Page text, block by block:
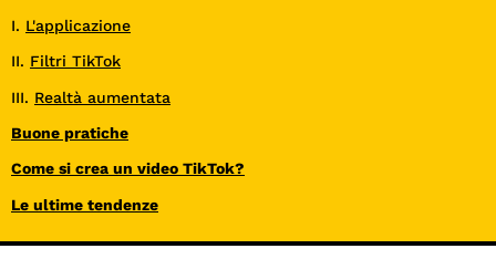
I. L'applicazione
II. Filtri TikTok
III. Realtà aumentata
Buone pratiche
Come si crea un video TikTok?
Le ultime tendenze